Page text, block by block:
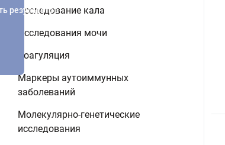
Исследование кала
Исследования мочи
Коагуляция
Маркеры аутоиммунных
заболеваний
Молекулярно-генетические
исследования
результатов